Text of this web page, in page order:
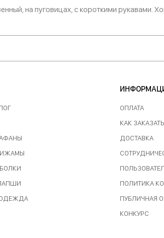
на пуговицах, с короткими рукавами.
ОПЛАТА
КАК ЗАКАЗАТЬ
ДОСТАВКА
ПОЛИТИКА
ПУБЛИЧНАЯ
КОНКУРС